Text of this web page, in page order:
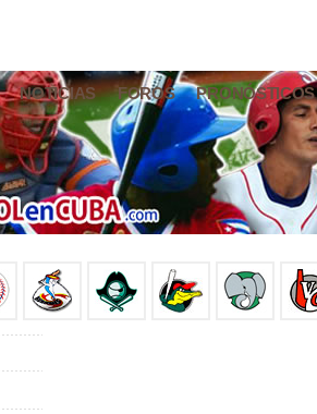
NOTICIAS FOROS PRONÓSTICOS